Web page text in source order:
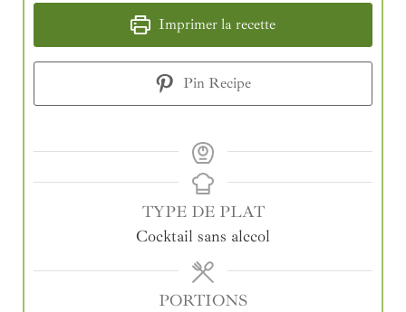
Imprimer la recette
Pin Recipe
TYPE DE PLAT
Cocktail sans alccol
PORTIONS